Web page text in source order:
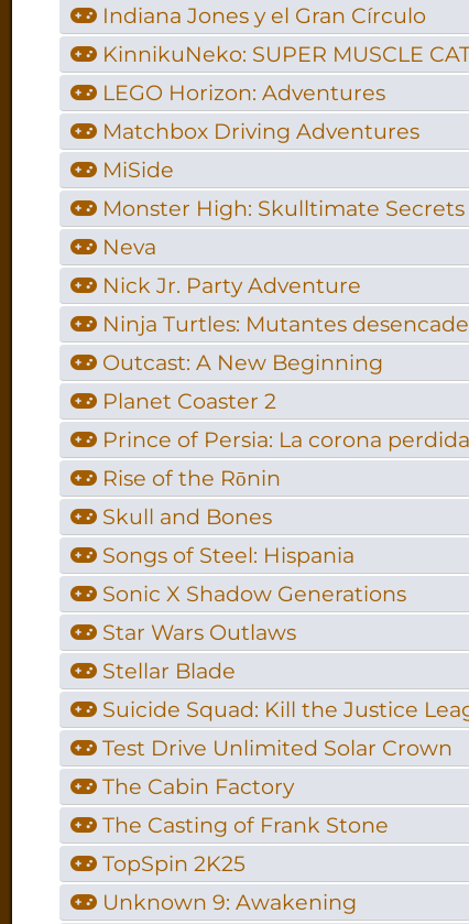
Indiana Jones y el Gran Círculo
KinnikuNeko: SUPER MUSCLE
LEGO Horizon: Adventures
Matchbox Driving Adventures
MiSide
Monster High: Skulltimate Secrets
Neva
Nick Jr. Party Adventure
Ninja Turtles: Mutantes
Outcast: A New Beginning
Planet Coaster 2
Prince of Persia: La corona perdida
Rise of the Rōnin
Skull and Bones
Songs of Steel: Hispania
Sonic X Shadow Generations
Star Wars Outlaws
Stellar Blade
Suicide Squad: Kill the Justice
Test Drive Unlimited Solar Crown
The Cabin Factory
The Casting of Frank Stone
TopSpin 2K25
Unknown 9: Awakening